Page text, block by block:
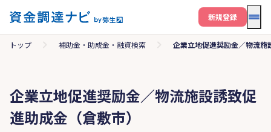
メ
新規登録
トップ 補助金・助成金・融資検索 企業立地促進奨励金／物流
企業立地促進奨励金／物流施設誘致促
進助成金（倉敷市）